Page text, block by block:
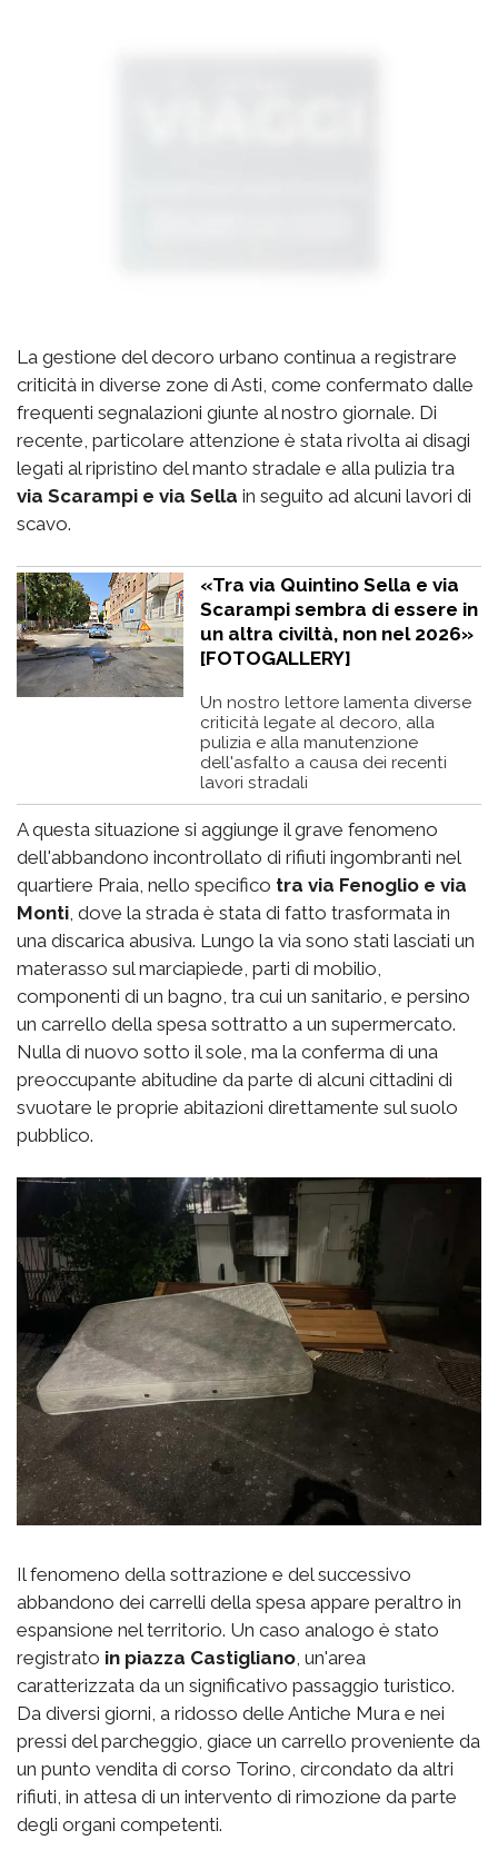
La gestione del decoro urbano continua a registrare
criticità in diverse zone di Asti, come confermato dalle
frequenti segnalazioni giunte al nostro giornale. Di
recente, particolare attenzione è stata rivolta ai disagi
legati al ripristino del manto stradale e alla pulizia tra
via Scarampi e via Sella in seguito ad alcuni lavori di
scavo.
«Tra via Quintino Sella e via
Scarampi sembra di essere in
un altra civiltà, non nel 2026»
[FOTOGALLERY]
Un nostro lettore lamenta diverse
criticità legate al decoro, alla
pulizia e alla manutenzione
dell'asfalto a causa dei recenti
lavori stradali
A questa situazione si aggiunge il grave fenomeno
dell'abbandono incontrollato di rifiuti ingombranti nel
quartiere Praia, nello specifico tra via Fenoglio e via
Monti , dove la strada è stata di fatto trasformata in
una discarica abusiva. Lungo la via sono stati lasciati un
materasso sul marciapiede, parti di mobilio,
componenti di un bagno, tra cui un sanitario, e persino
un carrello della spesa sottratto a un supermercato.
Nulla di nuovo sotto il sole, ma la conferma di una
preoccupante abitudine da parte di alcuni cittadini di
svuotare le proprie abitazioni direttamente sul suolo
pubblico.
Il fenomeno della sottrazione e del successivo
abbandono dei carrelli della spesa appare peraltro in
espansione nel territorio. Un caso analogo è stato
registrato in piazza Castigliano, un'area
caratterizzata da un significativo passaggio turistico.
Da diversi giorni, a ridosso delle Antiche Mura e nei
pressi del parcheggio, giace un carrello proveniente da
un punto vendita di corso Torino, circondato da altri
rifiuti, in attesa di un intervento di rimozione da parte
degli organi competenti.